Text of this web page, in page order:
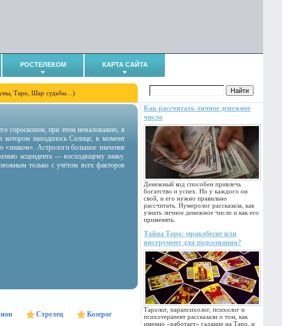
РОСТЕЛЕКОМ КАРТА САЙТА
Таро, Шар судьбы…)
Как рассчитать личное денежное
число
Денежный код способен привлечь
богатство и успех. Но у каждого он
свой, и его нужно правильно
рассчитать. Нумеролог рассказала, как
узнать личное денежное число и как его
применять.
Тайна Таро: мракобесие или
инструмент для подсознания?
Таролог, парапсихолог, психолог и
психотерапевт рассказали о том, как
именно «работает» гадание на Таро, и
гороскопом, при этом немаловажно, в
котором находилось Солнце, в момент
«знаком». Астрологи большое значение
асцендента — восходящему знаку.
только с учётом всех факторов
Стрелец
Козерог